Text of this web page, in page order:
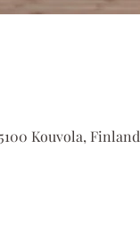
Kouvola, Finland